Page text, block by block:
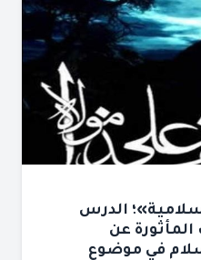
الدرس
عن
في موضوع